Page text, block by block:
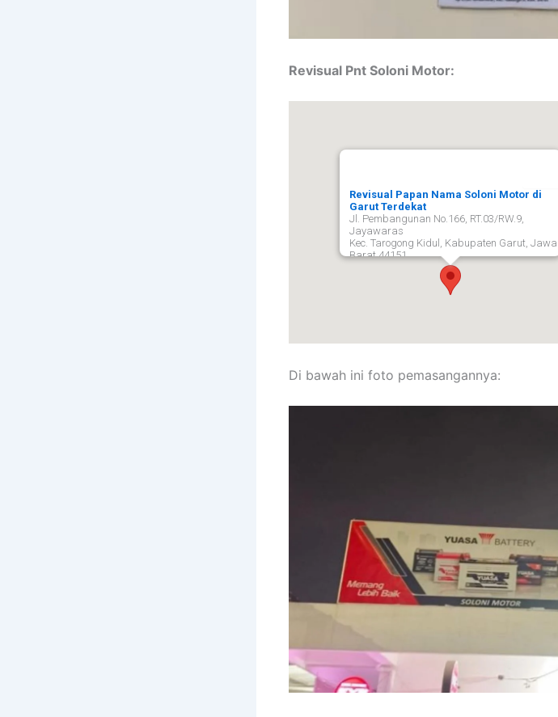
Revisual Pnt Soloni Motor:
Revisual Papan Nama Soloni Motor di
Garut Terdekat
Jl. Pembangunan No.166, RT.03/RW.9,
Jayawaras
Kec. Tarogong Kidul, Kabupaten Garut, Jawa
Barat 44151,
Di bawah ini foto pemasangannya: